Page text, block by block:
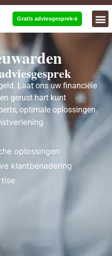
Gratis adviesgesprek
Laat ons uw financiële
gerust hart kunt
optimale oplossingen.
oplossingen
klantbenadering